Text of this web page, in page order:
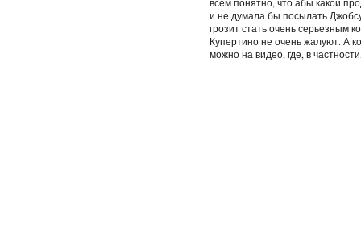
и не думала бы посылать
грозит стать очень серьезным
Купертино не очень жалуют. А
можно на видео, где, в